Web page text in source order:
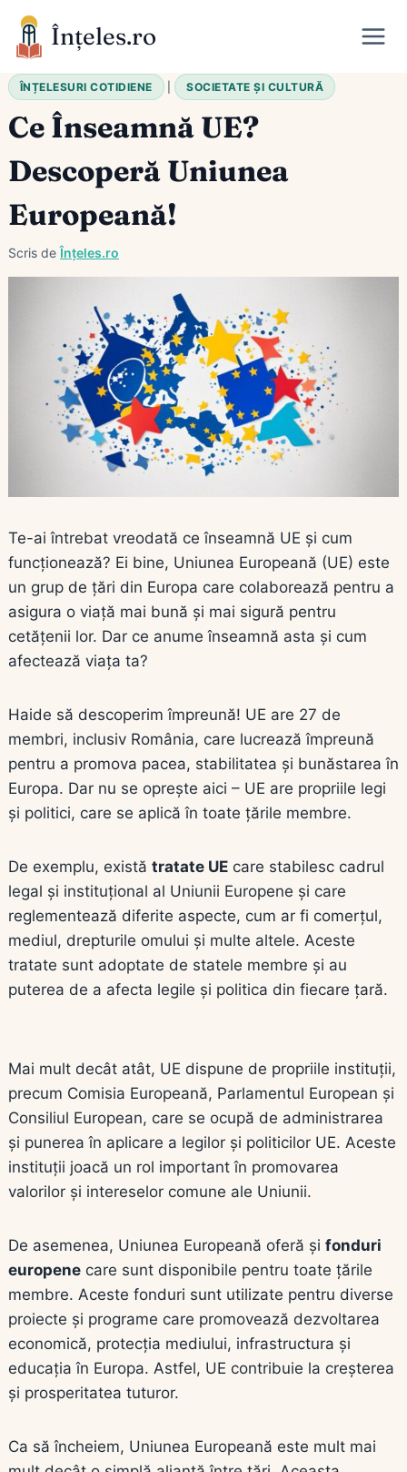
Skip
content
Înțeles.ro
ÎNȚELESURI COTIDIENE | SOCIETATE ȘI CULTURĂ
Ce Înseamnă UE?
Descoperă Uniunea
Europeană!
Scris de Înțeles.ro
Te-ai întrebat vreodată ce înseamnă UE și cum
funcționează? Ei bine, Uniunea Europeană (UE) este
un grup de țări din Europa care colaborează pentru a
asigura o viață mai bună și mai sigură pentru
cetățenii lor. Dar ce anume înseamnă asta și cum
afectează viața ta?
Haide să descoperim împreună! UE are 27 de
membri, inclusiv România, care lucrează împreună
pentru a promova pacea, stabilitatea și bunăstarea în
Europa. Dar nu se oprește aici – UE are propriile legi
și politici, care se aplică în toate țările membre.
De exemplu, există tratate UE care stabilesc cadrul
legal și instituțional al Uniunii Europene și care
reglementează diferite aspecte, cum ar fi comerțul,
mediul, drepturile omului și multe altele. Aceste
tratate sunt adoptate de statele membre și au
puterea de a afecta legile și politica din fiecare țară.
Mai mult decât atât, UE dispune de propriile instituții,
precum Comisia Europeană, Parlamentul European și
Consiliul European, care se ocupă de administrarea
și punerea în aplicare a legilor și politicilor UE. Aceste
instituții joacă un rol important în promovarea
valorilor și intereselor comune ale Uniunii.
De asemenea, Uniunea Europeană oferă și fonduri
europene care sunt disponibile pentru toate țările
membre. Aceste fonduri sunt utilizate pentru diverse
proiecte și programe care promovează dezvoltarea
economică, protecția mediului, infrastructura și
educația în Europa. Astfel, UE contribuie la creșterea
și prosperitatea tuturor.
Ca să încheiem, Uniunea Europeană este mult mai